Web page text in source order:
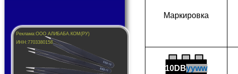
Мар­ки­ров­ка
10DByyww